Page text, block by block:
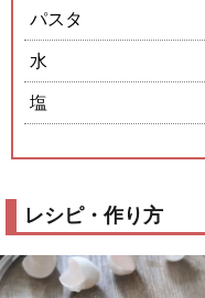
パスタ
水
塩
レシピ・作り方